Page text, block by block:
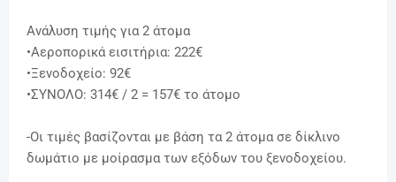
Ανάλυση τιμής για 2 άτομα
•Αεροπορικά εισιτήρια: 222€
•Ξενοδοχείο: 92€
•ΣΥΝΟΛΟ: 314€ / 2 = 157€ το άτομο
-Οι τιμές βασίζονται με βάση τα 2 άτομα σε δίκλινο
δωμάτιο με μοίρασμα των εξόδων του ξενοδοχείου.